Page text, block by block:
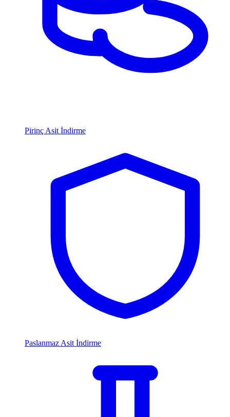
Pirinç Asit İndirme
Paslanmaz Asit İndirme